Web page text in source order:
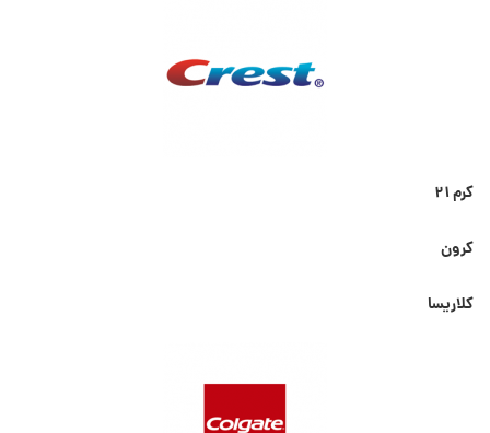
کرم ۲۱
کرون
کلاریسا